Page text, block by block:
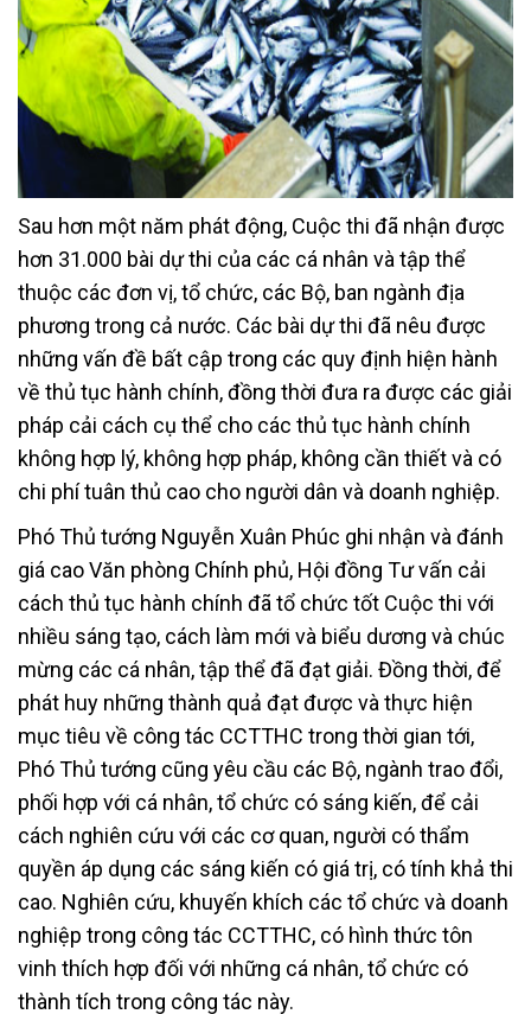
Sau hơn một năm phát động, Cuộc thi đã nhận được
hơn 31.000 bài dự thi của các cá nhân và tập thể
thuộc các đơn vị, tổ chức, các Bộ, ban ngành địa
phương trong cả nước. Các bài dự thi đã nêu được
những vấn đề bất cập trong các quy định hiện hành
về thủ tục hành chính, đồng thời đưa ra được các giải
pháp cải cách cụ thể cho các thủ tục hành chính
không hợp lý, không hợp pháp, không cần thiết và có
chi phí tuân thủ cao cho người dân và doanh nghiệp.
Phó Thủ tướng Nguyễn Xuân Phúc ghi nhận và đánh
giá cao Văn phòng Chính phủ, Hội đồng Tư vấn cải
cách thủ tục hành chính đã tổ chức tốt Cuộc thi với
nhiều sáng tạo, cách làm mới và biểu dương và chúc
mừng các cá nhân, tập thể đã đạt giải. Đồng thời, để
phát huy những thành quả đạt được và thực hiện
mục tiêu về công tác CCTTHC trong thời gian tới,
Phó Thủ tướng cũng yêu cầu các Bộ, ngành trao đổi,
phối hợp với cá nhân, tổ chức có sáng kiến, để cải
cách nghiên cứu với các cơ quan, người có thẩm
quyền áp dụng các sáng kiến có giá trị, có tính khả thi
cao. Nghiên cứu, khuyến khích các tổ chức và doanh
nghiệp trong công tác CCTTHC, có hình thức tôn
vinh thích hợp đối với những cá nhân, tổ chức có
thành tích trong công tác này.